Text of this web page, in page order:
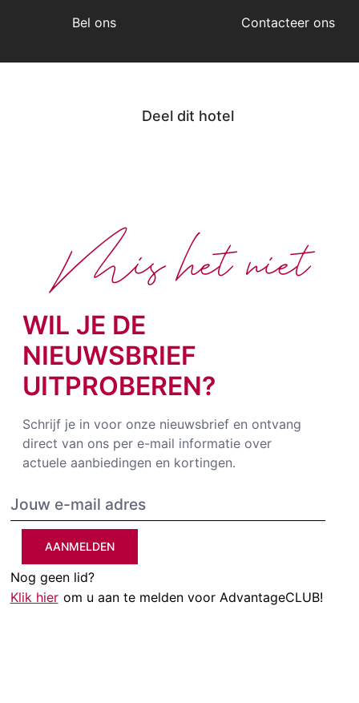
Bel ons Contacteer ons
Deel dit hotel
WIL JE DE
NIEUWSBRIEF
UITPROBEREN?
Schrijf je in voor onze nieuwsbrief en ontvang
direct van ons per e-mail informatie over
actuele aanbiedingen en kortingen.
AANMELDEN
Nog geen lid?
Klik hier om u aan te melden voor AdvantageCLUB!
Mis het niet